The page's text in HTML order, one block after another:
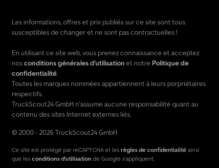
Les informations, offres et prix publiés sur ce site sont tous
susceptibles de changer et ne sont pas contractuelles !
En utilisant ce site web, vous prenez connaissance et acceptez
nosconditions générales d'utilisation et notre Politique de
confidentialité.
Toutes les marques nommées appartiennent à leurs porpriétaires
respectifs.
TruckScout24 GmbH n'assume aucune responsabilité quant au
contenu des sites Internet externes liés.
© 2000 - 2026 TruckScout24 GmbH
Ce site est protégé par reCAPTCHA et les règles de confidentialité ainsi
que les conditions d'utilisation de Google s'appliquent.